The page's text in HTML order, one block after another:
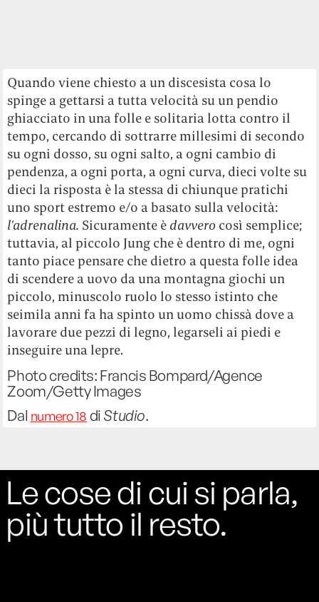
Quando viene chiesto a un discesista cosa lo
spinge a gettarsi a tutta velocità su un pendio
ghiacciato in una folle e solitaria lotta contro il
tempo, cercando di sottrarre millesimi di secondo
su ogni dosso, su ogni salto, a ogni cambio di
pendenza, a ogni porta, a ogni curva, dieci volte su
dieci la risposta è la stessa di chiunque pratichi
uno sport estremo e/o a basato sulla velocità:
l’adrenalina. Sicuramente è davvero così semplice;
tuttavia, al piccolo Jung che è dentro di me, ogni
tanto piace pensare che dietro a questa folle idea
di scendere a uovo da una montagna giochi un
piccolo, minuscolo ruolo lo stesso istinto che
seimila anni fa ha spinto un uomo chissà dove a
lavorare due pezzi di legno, legarseli ai piedi e
inseguire una lepre.
Photo credits: Francis Bompard/Agence
Zoom/Getty Images
Dal numero 18 diStudio.
Le cose di cui si parla,
più tutto il resto.